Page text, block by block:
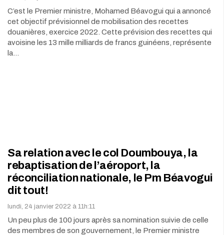
C’est le Premier ministre, Mohamed Béavogui qui a annoncé
cet objectif prévisionnel de mobilisation des recettes
douanières, exercice 2022. Cette prévision des recettes qui
avoisine les 13 mille milliards de francs guinéens, représente
la…
Sa relation avec le col Doumbouya, la
rebaptisation de l’aéroport, la
réconciliation nationale, le Pm Béavogui
dit tout!
lundi, 24 janvier 2022 à 11h:11
Un peu plus de 100 jours après sa nomination suivie de celle
des membres de son gouvernement, le Premier ministre